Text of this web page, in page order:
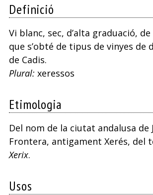
Definició
Vi blanc, sec, d’alta graduació,
que s’obté de tipus de vinyes de
de Cadis.
Plural: xeressos
Etimologia
Del nom de la ciutat andalusa de
Frontera, antigament Xerés, del
Xerix.
Usos